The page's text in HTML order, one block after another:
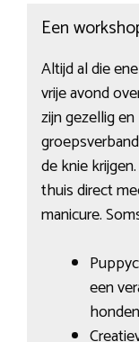
Een
Altijd al die
vrije avond
zijn gezellig
de knie
thuis direct
manicure.
een